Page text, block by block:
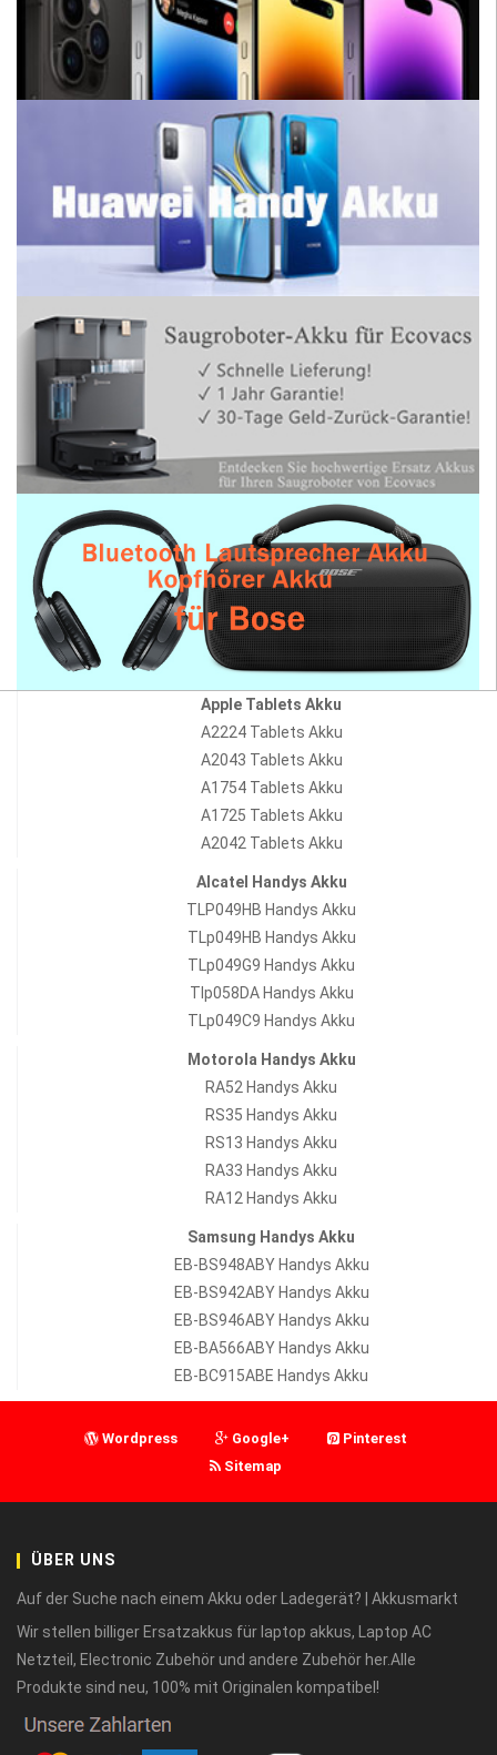
Apple Tablets Akku
A2224 Tablets Akku
A2043 Tablets Akku
A1754 Tablets Akku
A1725 Tablets Akku
A2042 Tablets Akku
Alcatel Handys Akku
TLP049HB Handys Akku
TLp049HB Handys Akku
TLp049G9 Handys Akku
Tlp058DA Handys Akku
TLp049C9 Handys Akku
Motorola Handys Akku
RA52 Handys Akku
RS35 Handys Akku
RS13 Handys Akku
RA33 Handys Akku
RA12 Handys Akku
Samsung Handys Akku
EB-BS948ABY Handys Akku
EB-BS942ABY Handys Akku
EB-BS946ABY Handys Akku
EB-BA566ABY Handys Akku
EB-BC915ABE Handys Akku
Wordpress Google+
Pinterest
Sitemap
ÜBER UNS
Auf der Suche nach einem Akku oder Ladegerät? | Akkusmarkt
Wir stellen billiger Ersatzakkus für laptop akkus, Laptop AC
Netzteil, Electronic Zubehör und andere Zubehör her.Alle
Produkte sind neu, 100% mit Originalen kompatibel!